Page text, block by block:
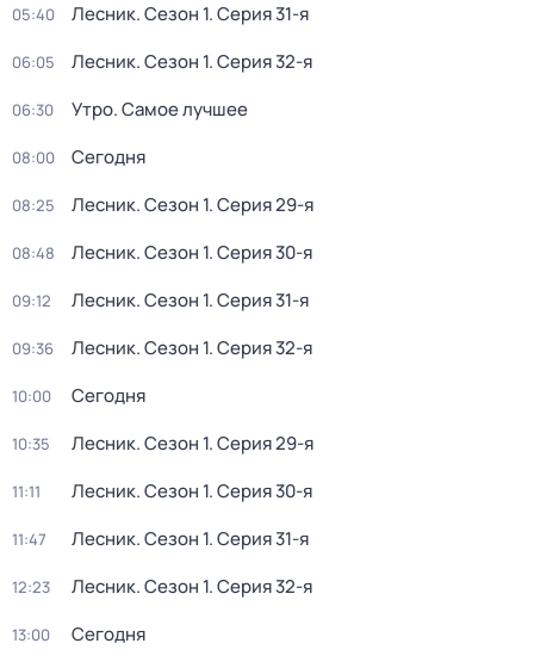
05:40 Лесник. Сезон 1. Серия 31-я
06:05 Лесник. Сезон 1. Серия 32-я
06:30 Утро. Самое лучшее
08:00 Сегодня
08:25 Лесник. Сезон 1. Серия 29-я
08:48 Лесник. Сезон 1. Серия 30-я
09:12 Лесник. Сезон 1. Серия 31-я
09:36 Лесник. Сезон 1. Серия 32-я
10:00 Сегодня
10:35 Лесник. Сезон 1. Серия 29-я
11:11 Лесник. Сезон 1. Серия 30-я
11:47 Лесник. Сезон 1. Серия 31-я
12:23 Лесник. Сезон 1. Серия 32-я
13:00 Сегодня